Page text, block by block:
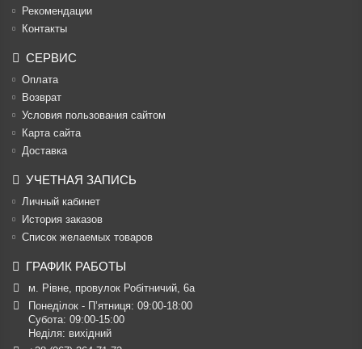
Рекомендации
Контакты
СЕРВИС
Оплата
Возврат
Условия пользования сайтом
Карта сайта
Доставка
УЧЕТНАЯ ЗАПИСЬ
Личный кабинет
История заказов
Список желаемых товаров
ГРАФИК РАБОТЫ
м. Рівне, провулок Робітничий, 6а
Понеділок - П’ятниця: 09:00-18:00
Субота: 09:00-15:00
Неділя: вихідний